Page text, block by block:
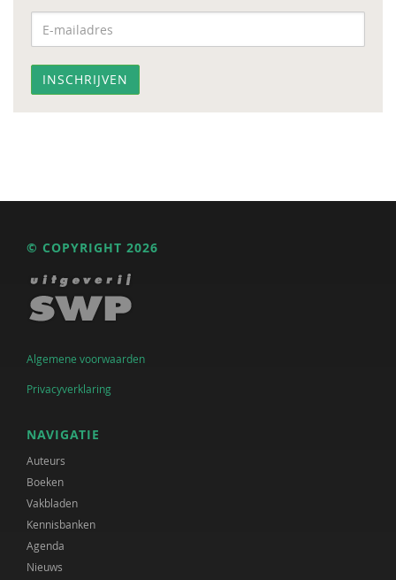
© COPYRIGHT 2026
Algemene voorwaarden
Privacyverklaring
NAVIGATIE
Auteurs
Boeken
Vakbladen
Kennisbanken
Agenda
Nieuws